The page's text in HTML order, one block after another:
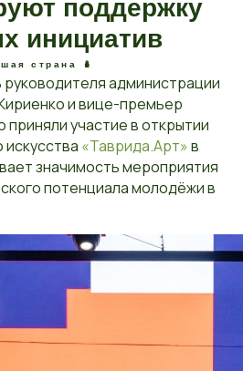
поддержку
инициатив
страна 🪆
администрации
и вице-премьер
участие в открытии
«Таврида.Арт» в
значимость мероприятия
потенциала молодёжи в